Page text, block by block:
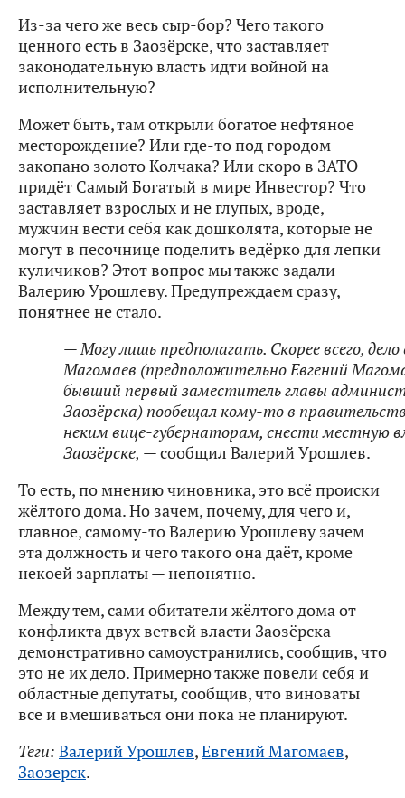
Из-за чего же весь сыр-бор? Чего такого
ценного есть в Заозёрске, что заставляет
законодательную власть идти войной на
исполнительную?
Может быть, там открыли богатое нефтяное
месторождение? Или где-то под городом
закопано золото Колчака? Или скоро в ЗАТО
придёт Самый Богатый в мире Инвестор? Что
заставляет взрослых и не глупых, вроде,
мужчин вести себя как дошколята, которые не
могут в песочнице поделить ведёрко для лепки
куличиков? Этот вопрос мы также задали
Валерию Урошлеву. Предупреждаем сразу,
понятнее не стало.
— Могу лишь предполагать. Скорее всего,
Магомаев (предположительно Евгений
бывший первый заместитель главы
Заозёрска) пообещал кому-то в
неким вице-губернаторам, снести местную
Заозёрске, — сообщил Валерий Урошлев.
То есть, по мнению чиновника, это всё происки
жёлтого дома. Но зачем, почему, для чего и,
главное, самому-то Валерию Урошлеву зачем
эта должность и чего такого она даёт, кроме
некоей зарплаты — непонятно.
Между тем, сами обитатели жёлтого дома от
конфликта двух ветвей власти Заозёрска
демонстративно самоустранились, сообщив, что
это не их дело. Примерно также повели себя и
областные депутаты, сообщив, что виноваты
все и вмешиваться они пока не планируют.
Теги: Валерий Урошлев,Евгений Магомаев,
Заозерск.